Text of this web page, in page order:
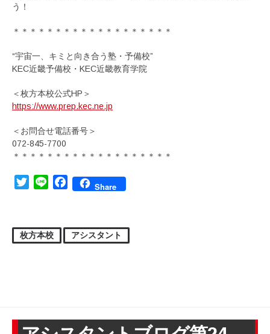
う！
＊＊＊＊＊＊＊＊＊＊＊＊＊＊＊＊＊＊＊
“宇宙一、キミと向き合う塾・予備校”
KEC近畿予備校・KEC近畿教育学院
＜枚方本校公式HP＞
https://www.prep.kec.ne.jp
＜お問合せ電話番号＞
072-845-7700
＊＊＊＊＊＊＊＊＊＊＊＊＊＊＊＊＊＊＊
TwitterLine FacebookShare
枚方本校 アシスタント